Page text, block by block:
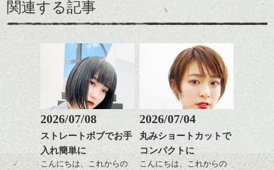
関連する記事
2026/07/08
ストレートボブでお手
入れ簡単に
こんにちは、これからの
2026/07/04
丸みショートカットで
コンパクトに
こんにちは、これからの